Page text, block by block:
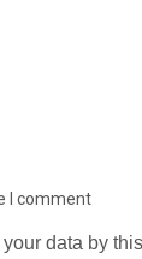
I comment
data by